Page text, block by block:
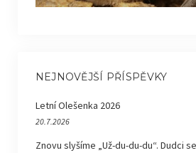
NEJNOVĚJŠÍ PŘÍSPĚVKY
Letní Olešenka 2026
20.7.2026
Znovu slyšíme „Už-du-du-du“. Dudci